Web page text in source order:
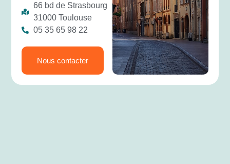
66 bd de Strasbourg
31000 Toulouse
05 35 65 98 22
Nous contacter